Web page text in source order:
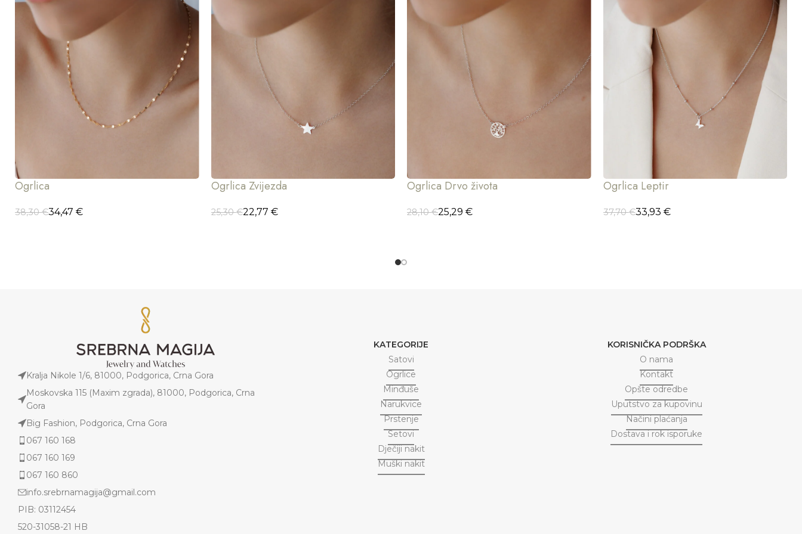
Ogrlica
38,30€34,47 €
Ogrlica Zvijezda
25,30€22,77 €
Ogrlica Drvo života
28,10€25,29 €
Ogrlica Leptir
37,70€33,93 €
Kralja Nikole 1/6, 81000, Podgorica, Crna Gora
Moskovska 115 (Maxim zgrada), 81000, Podgorica, Crna
Gora
Big Fashion, Podgorica, Crna Gora
067 160 168
067 160 169
067 160 860
info.srebrnamagija@gmail.com
PIB: 03112454
520-31058-21 HB
KATEGORIJE
Satovi
Ogrlice
Minđuše
Narukvice
Prstenje
Setovi
Dječiji nakit
Muški nakit
KORISNIČKA PODRŠKA
O nama
Kontakt
Opšte odredbe
Uputstvo za kupovinu
Načini plaćanja
Dostava i rok isporuke